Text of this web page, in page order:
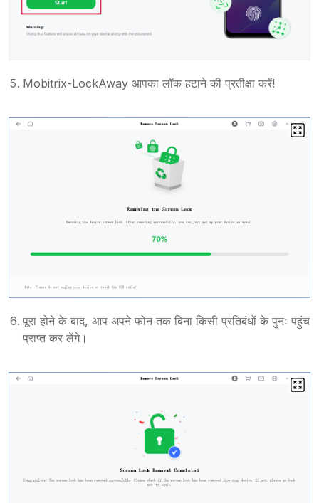
Mobitrix-LockAway आपका लॉक हटाने की प्रतीक्षा करें!
पूरा होने के बाद, आप अपने फोन तक बिना किसी प्रतिबंधों के पुनः पहुंच
प्राप्त कर लेंगे।